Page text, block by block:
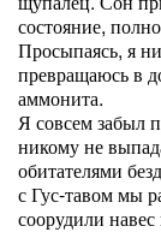
состояние,
Просыпаясь, я
превращаюсь в
аммонита.
Я совсем забыл
никому не
обитателями
с Гус-тавом мы
соорудили